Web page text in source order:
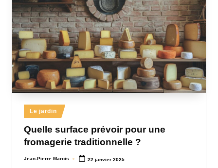
Posted
in
Le jardin
Quelle surface prévoir pour une
fromagerie traditionnelle ?
Posted
Jean-Pierre Marois 22 janvier 2025